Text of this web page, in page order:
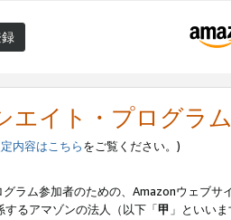
エイト・プログラ
内容はこちらをご覧ください。)
ラム参加者のための、Amazonウェブサ
するアマゾンの法人（以下「甲 」といい